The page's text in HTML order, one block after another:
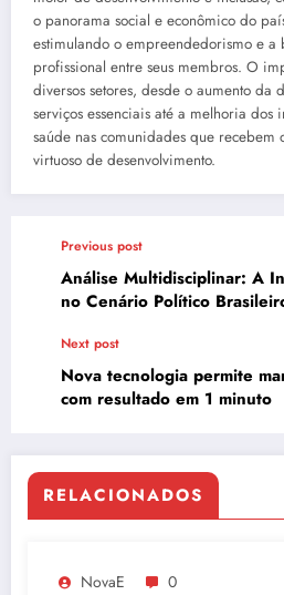
o panorama social e econômico do
estimulando o empreendedorismo e a
profissional entre seus membros. O
diversos setores, desde o aumento da
serviços essenciais até a melhoria
saúde nas comunidades que
virtuoso de desenvolvimento.
Previous post
Análise Multidisciplinar: A
no Cenário Político
Next post
Nova tecnologia permite
com resultado em 1 minuto
RELACIONADOS
NovaE 0